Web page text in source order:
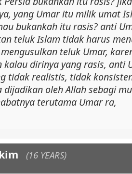
yang Umar itu milik umat
bukankah itu rasis? anti
teluk Islam tidak harus
teluk Umar,
kalau dirinya yang rasis, anti
tidak realistis, tidak
dijadikan oleh Allah sebagi
terutama Umar ra,
(16 YEARS)